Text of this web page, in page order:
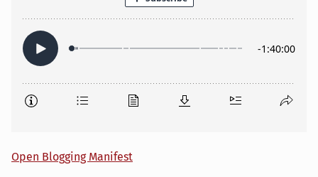
Open Blogging Manifest